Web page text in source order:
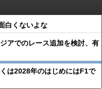
白くないよな
アでのレース追加を検討、有
は2028年のはじめにはF1で